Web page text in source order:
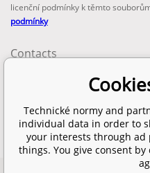
licenční podmínky k těmto
podmínky
Contacts
info@technickenormy.cz
obchod@technickenormy.cz
Telefon:
+420 377 387 684
Technické normy and
individual data in order to
your interests through ad
things. You give consent by